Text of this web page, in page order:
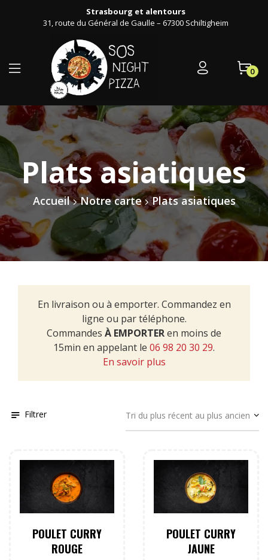
Strasbourg et alentours
31, route du Général de Gaulle – 67300 Schiltigheim
0
Plats asiatiques
Accueil Notre carte Plats asiatiques
En livraison ou à emporter. Commandez en
ligne ou par téléphone.
Commandes À EMPORTERen moins de
15min en appelant le 06 98 20 30 29.
En savoir plus
Filtrer
POULET CURRY
ROUGE
POULET CURRY
JAUNE